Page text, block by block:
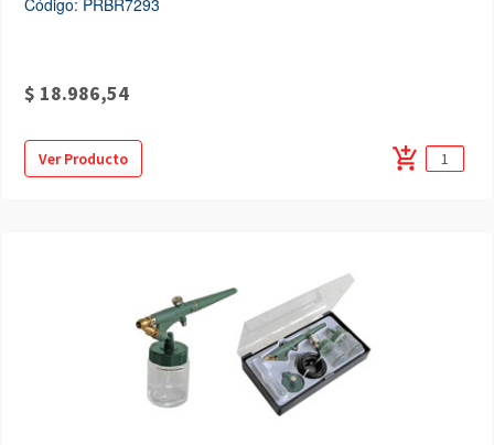
Código: PRBR7293
$ 18.986,54
Ver Producto add_shopping_cart